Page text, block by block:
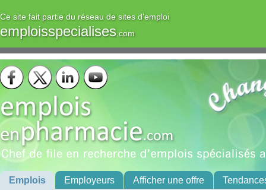
Ce site fait partie du réseau de sites d'emploi
emploisspecialises.com
Emplois Employeurs Afficher une offre